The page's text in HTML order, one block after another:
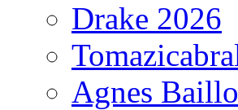
Drake 2026
Agnes